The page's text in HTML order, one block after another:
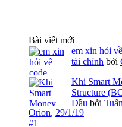
Bài viết mới
em xin hỏi
tài chính bởi
Khi Smart
Structure
Đầu bởi
Orion, 29/1/19
#1